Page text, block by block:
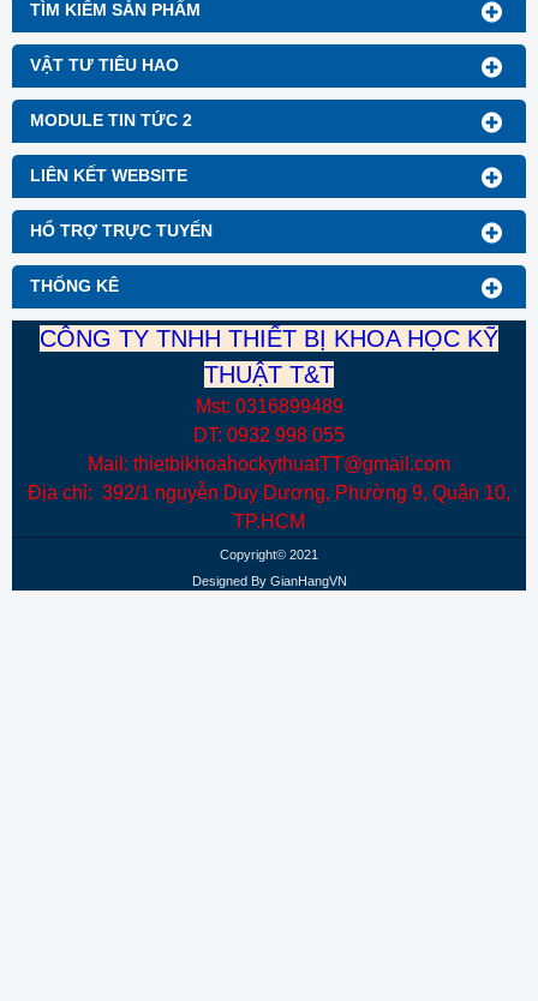
TÌM KIẾM SẢN PHẨM
VẬT TƯ TIÊU HAO
MODULE TIN TỨC 2
LIÊN KẾT WEBSITE
HỔ TRỢ TRỰC TUYẾN
THỐNG KÊ
CÔNG TY TNHH THIẾT BỊ KHOA HỌC KỸ
THUẬT T&T
Mst: 0316899489
DT: 0932 998 055
Mail: thietbikhoahockythuatTT@gmail.com
Địa chỉ: 392/1 nguyễn Duy Dương, Phường 9, Quận 10,
TP.HCM
Copyright© 2021
Designed By GianHangVN